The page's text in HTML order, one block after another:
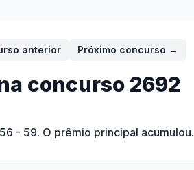
anterior Próximo concurso →
concurso 2692
- 59. O prêmio principal acumulou.